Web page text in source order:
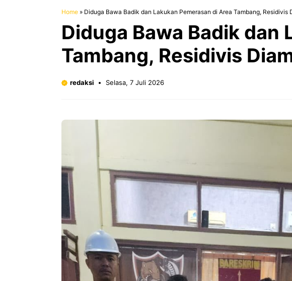
Home » Diduga Bawa Badik dan Lakukan Pemerasan di Area Tambang, Residivis
Diduga Bawa Badik dan
Tambang, Residivis
redaksi Selasa, 7 Juli 2026